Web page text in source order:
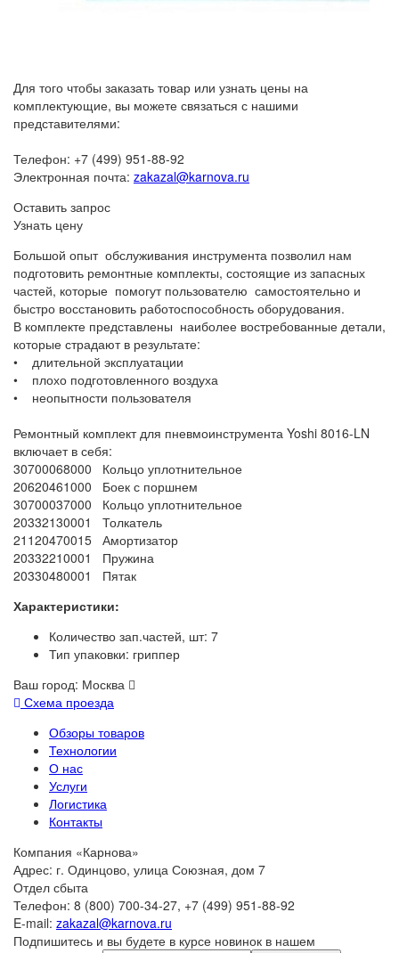
Для того чтобы заказать товар или узнать цены на
комплектующие, вы можете связаться с нашими
представителями:
Телефон: +7 (499) 951-88-92
Электронная почта: zakazal@karnova.ru
Оставить запрос
Узнать цену
Большой опыт обслуживания инструмента позволил нам
подготовить ремонтные комплекты, состоящие из запасных
частей, которые помогут пользователю самостоятельно и
быстро восстановить работоспособность оборудования.
В комплекте представлены наиболее востребованные детали,
которые страдают в результате:
• длительной эксплуатации
• плохо подготовленного воздуха
• неопытности пользователя
Ремонтный комплект для пневмоинструмента Yoshi 8016-LN
включает в себя:
30700068000 Кольцо уплотнительное
20620461000 Боек с поршнем
30700037000 Кольцо уплотнительное
20332130001 Толкатель
21120470015 Амортизатор
20332210001 Пружина
20330480001 Пятак
Характеристики:
Количество зап.частей, шт: 7
Тип упаковки: гриппер
Ваш город: Москва
Схема проезда
Обзоры товаров
Технологии
О нас
Услуги
Логистика
Контакты
Компания «Карнова»
Адрес: г. Одинцово, улица Союзная, дом 7
Отдел сбыта
Телефон: 8 (800) 700-34-27, +7 (499) 951-88-92
E-mail: zakazal@karnova.ru
Подпишитесь и вы будете в курсе новинок в нашем